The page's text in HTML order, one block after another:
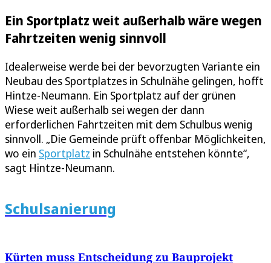
Ein Sportplatz weit außerhalb wäre wegen
Fahrtzeiten wenig sinnvoll
Idealerweise werde bei der bevorzugten Variante ein
Neubau des Sportplatzes in Schulnähe gelingen, hofft
Hintze-Neumann. Ein Sportplatz auf der grünen
Wiese weit außerhalb sei wegen der dann
erforderlichen Fahrtzeiten mit dem Schulbus wenig
sinnvoll. „Die Gemeinde prüft offenbar Möglichkeiten,
wo ein Sportplatz in Schulnähe entstehen könnte“,
sagt Hintze-Neumann.
Schulsanierung
Kürten muss Entscheidung zu Bauprojekt